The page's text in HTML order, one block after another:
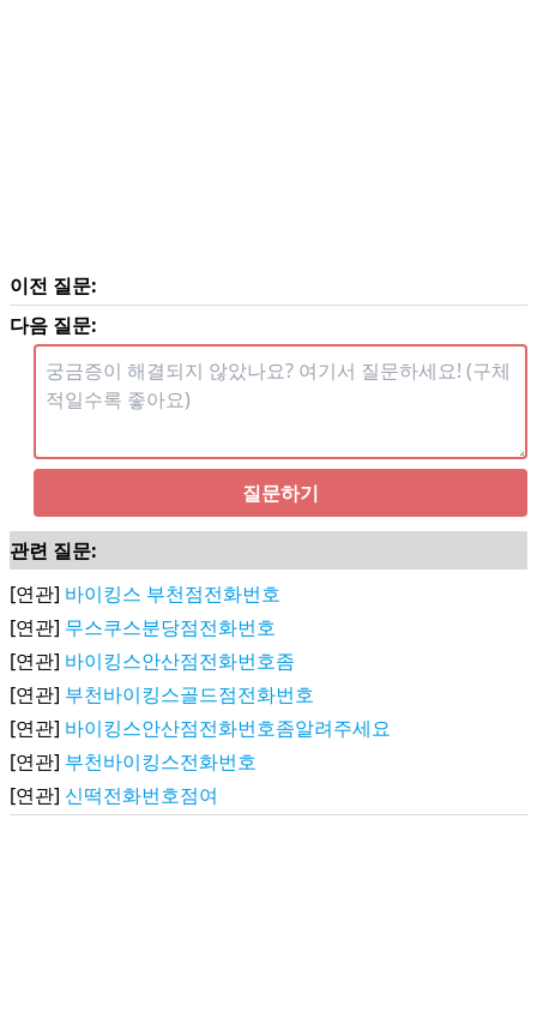
이전 질문:
다음 질문:
질문하기
관련 질문:
[연관] 바이킹스 부천점전화번호
[연관] 무스쿠스분당점전화번호
[연관] 바이킹스안산점전화번호좀
[연관] 부천바이킹스골드점전화번호
[연관] 바이킹스안산점전화번호좀알려주세요
[연관] 부천바이킹스전화번호
[연관] 신떡전화번호점여